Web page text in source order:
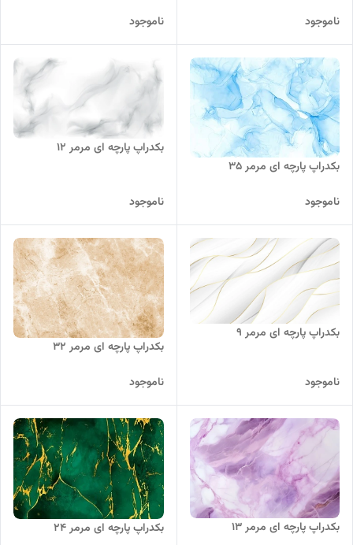
ناموجود ناموجود
بکدراپ پارچه ای مرمر 35
ناموجود
بکدراپ پارچه ای مرمر 12
ناموجود
بکدراپ پارچه ای مرمر 9
ناموجود
بکدراپ پارچه ای مرمر 32
ناموجود
بکدراپ پارچه ای مرمر 13 بکدراپ پارچه ای مرمر 24